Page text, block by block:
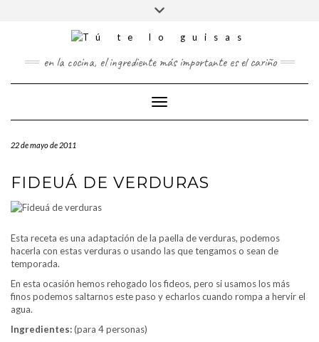
TWITTERPINTEREST
Alternar
cabecera
en la cocina, el ingrediente más importante es el cariño
Cambiar modo de navegación
22 de mayo de 2011
FIDEUÁ DE VERDURAS
Esta receta es una adaptación de la paella de verduras, podemos
hacerla con estas verduras o usando las que tengamos o sean de
temporada.
En esta ocasión hemos rehogado los fideos, pero si usamos los más
finos podemos saltarnos este paso y echarlos cuando rompa a hervir el
agua.
Ingredientes:(para 4 personas)